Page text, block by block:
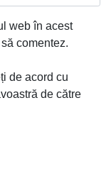
web în acest
comentez.
de acord cu
de către